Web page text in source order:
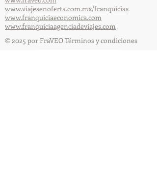
www.viajesenoferta.com.mx/franquicias
www.franquiciaeconomica.com
www.franquiciaagenciadeviajes.com
© 2025 por FraVEO Términos y condiciones